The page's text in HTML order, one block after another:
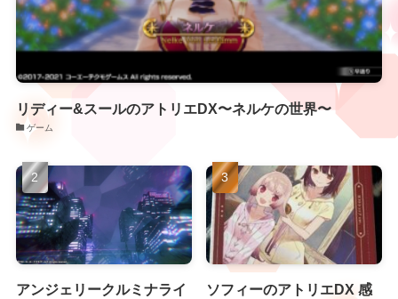
リディー&スールのアトリエDX〜ネルケの世界〜
ゲーム
アンジェリークルミナライ
ソフィーのアトリエDX 感